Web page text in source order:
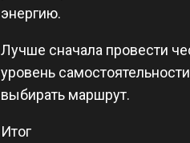
энергию.
Лучше сначала провести
уровень
выбирать маршрут.
Итог